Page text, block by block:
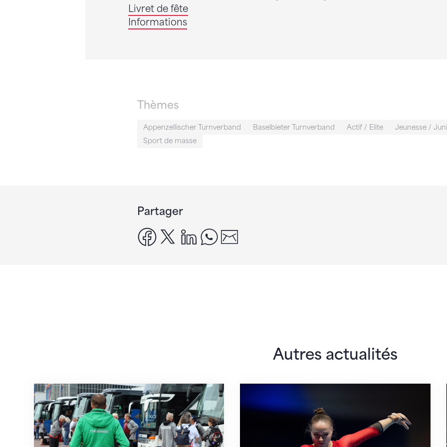
Livret de fête
Informations
Thèmes
Appenzellischer Turnverband Baselbieter Turnverband Actif / Elite Jeunesse /
Sport de masse
Partager
facebook
x linkedinwhatsapp
Autres actualités
Twerenbold devient le partenaire officiel de la FSG en matière de voyages
Martina Eisenegger rejoint l'équipe pour les